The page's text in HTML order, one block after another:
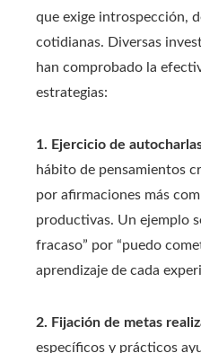
que exige introspección,
cotidianas. Diversas
han comprobado la
estrategias:
1. Ejercicio de
hábito de pensamientos
por afirmaciones más
productivas. Un ejemplo
fracaso” por “puedo
aprendizaje de cada
2. Fijación de metas
específicos y prácticos